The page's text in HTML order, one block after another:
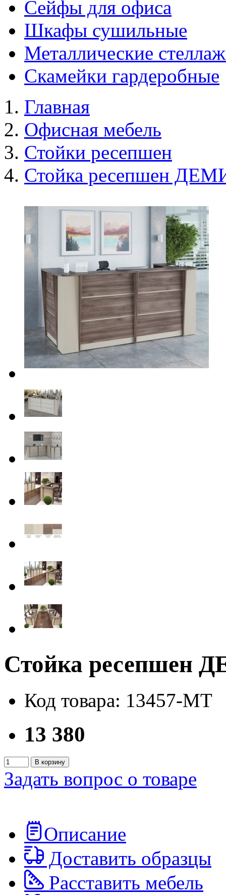
Сейфы для офиса
Шкафы сушильные
Металлические
Скамейки гардеробные
Главная
Офисная мебель
Стойки ресепшен
Стойка ресепшен
Стойка ресепшен
Код товара: 13457-MT
13 380
В корзину
Задать вопрос о товаре
Описание
Доставить образцы
Расставить мебель